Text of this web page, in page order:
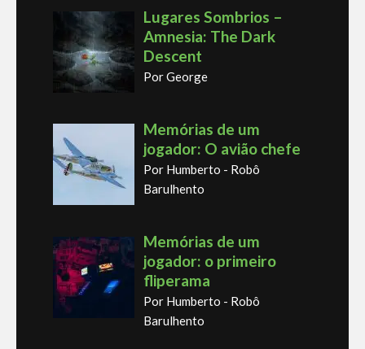
Lugares Sombrios –
Amnesia: The Dark
Descent
Por George
Memórias de um
jogador: O avião chefe
Por Humberto - Robô
Barulhento
Memórias de um
jogador: o primeiro
fliperama
Por Humberto - Robô
Barulhento